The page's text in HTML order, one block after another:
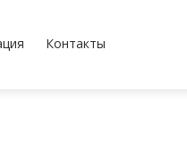
Контакты